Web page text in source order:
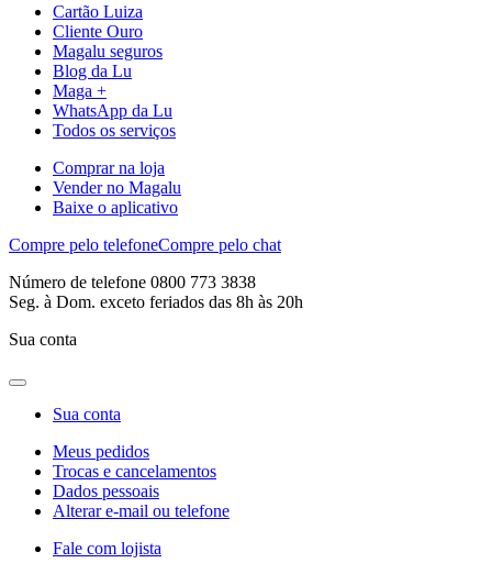
Cartão Luiza
Cliente Ouro
Magalu seguros
Blog da Lu
Maga +
WhatsApp da Lu
Todos os serviços
Comprar na loja
Vender no Magalu
Baixe o aplicativo
Compre pelo telefoneCompre pelo chat
Número de telefone 0800 773 3838
Seg. à Dom. exceto feriados das 8h às 20h
Sua conta
Sua conta
Meus pedidos
Trocas e cancelamentos
Dados pessoais
Alterar e-mail ou telefone
Fale com lojista